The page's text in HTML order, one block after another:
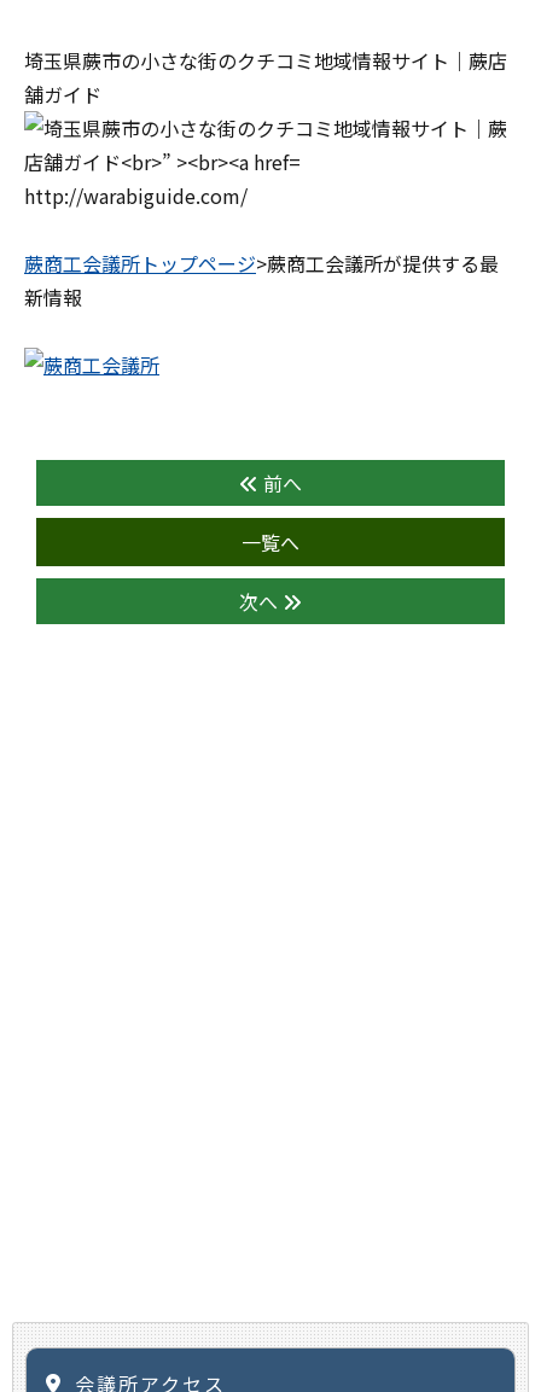
会議所アクセス
埼玉県蕨市の小さな街のクチコミ地域情報サイト｜蕨店
舗ガイド
http://warabiguide.com/
蕨商工会議所トップページ>蕨商工会議所が提供する最
新情報
前へ
一覧へ
次へ